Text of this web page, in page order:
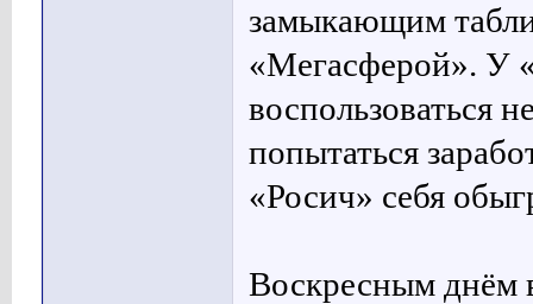
замыкающим
«Мегасферой». У
воспользоваться
попытаться
«Росич» себя
Воскресным днём